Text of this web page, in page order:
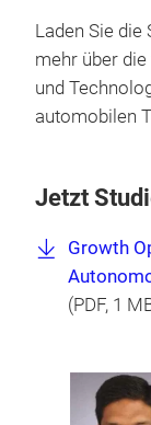
Laden Sie die
mehr über
und
automobilen
Jetzt
Growth
(PDF, 1